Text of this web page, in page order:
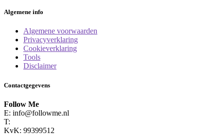
Algemene info
Algemene voorwaarden
Privacyverklaring
Cookieverklaring
Tools
Disclaimer
Contactgegevens
Follow Me
E: info@followme.nl
T:
KvK: 99399512